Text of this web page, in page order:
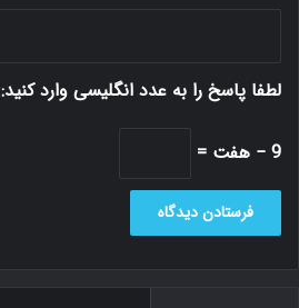
لطفا پاسخ را به عدد انگلیسی وارد کنید:
9 − هفت =